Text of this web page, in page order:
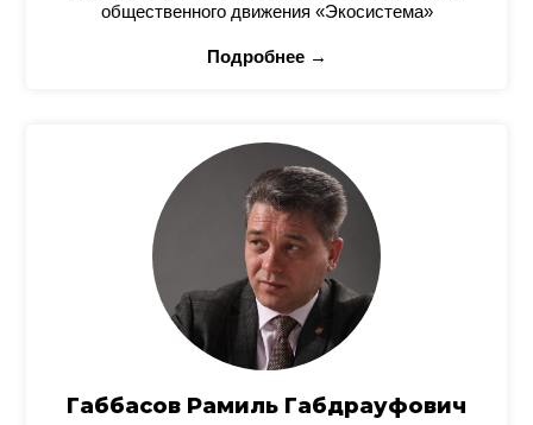
общественного движения «Экосистема»
Подробнее →
Габбасов Рамиль Габдрауфович